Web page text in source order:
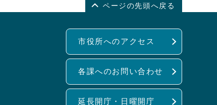
ページの先頭へ戻る
市役所へのアクセス
各課へのお問い合わせ
延長開庁・日曜開庁